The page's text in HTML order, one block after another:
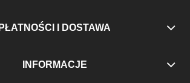
PŁATNOŚCI I DOSTAWA
INFORMACJE